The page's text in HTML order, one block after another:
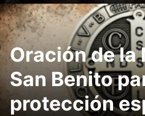
Oración de la
San Benito
protección